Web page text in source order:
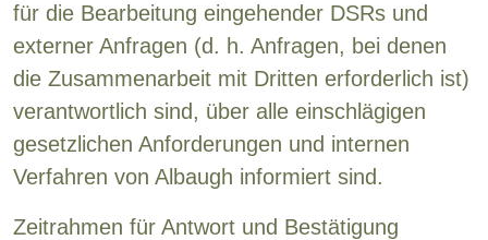
für die Bearbeitung eingehender DSRs und
externer Anfragen (d. h. Anfragen, bei denen
die Zusammenarbeit mit Dritten erforderlich ist)
verantwortlich sind, über alle einschlägigen
gesetzlichen Anforderungen und internen
Verfahren von Albaugh informiert sind.
Zeitrahmen für Antwort und Bestätigung